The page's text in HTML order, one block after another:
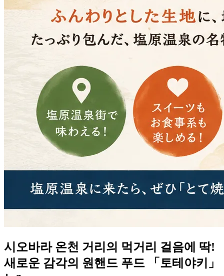
시오바라 온천 거리의 먹거리 걸음에 딱!
새로운 감각의 원핸드 푸드 「토테야키」